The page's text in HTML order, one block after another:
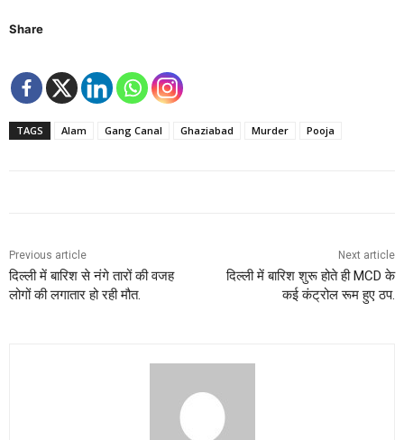
Share
TAGS Alam Gang Canal Ghaziabad Murder Pooja
Previous article
दिल्ली में बारिश से नंगे तारों की वजह
लोगों की लगातार हो रही मौत.
Next article
दिल्ली में बारिश शुरू होते ही MCD के
कई कंट्रोल रूम हुए ठप.